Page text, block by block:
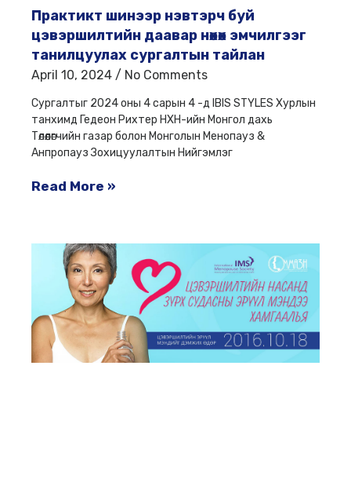
Практикт шинээр нэвтэрч буй
цэвэршилтийн даавар нөхөх эмчилгээг
танилцуулах сургалтын тайлан
April 10, 2024 No Comments
Сургалтыг 2024 оны 4 сарын 4 -д IBIS STYLES Хурлын
танхимд Гедеон Рихтер НХН-ийн Монгол дахь
Төлөөлөгчийн газар болон Монголын Менопауз &
Анпропауз Зохицуулалтын Нийгэмлэг
Read More »